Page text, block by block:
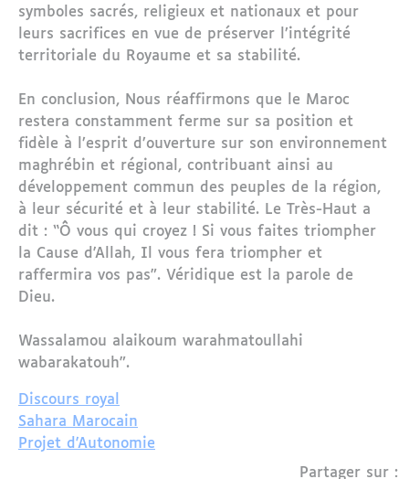
symboles sacrés, religieux et nationaux et pour
leurs sacrifices en vue de préserver l’intégrité
territoriale du Royaume et sa stabilité.
En conclusion, Nous réaffirmons que le Maroc
restera constamment ferme sur sa position et
fidèle à l’esprit d’ouverture sur son environnement
maghrébin et régional, contribuant ainsi au
développement commun des peuples de la région,
à leur sécurité et à leur stabilité. Le Très-Haut a
dit : “Ô vous qui croyez ! Si vous faites triompher
la Cause d'Allah, Il vous fera triompher et
raffermira vos pas”. Véridique est la parole de
Dieu.
Wassalamou alaikoum warahmatoullahi
wabarakatouh".
Discours royal
Sahara Marocain
Projet d'Autonomie
Partager sur :